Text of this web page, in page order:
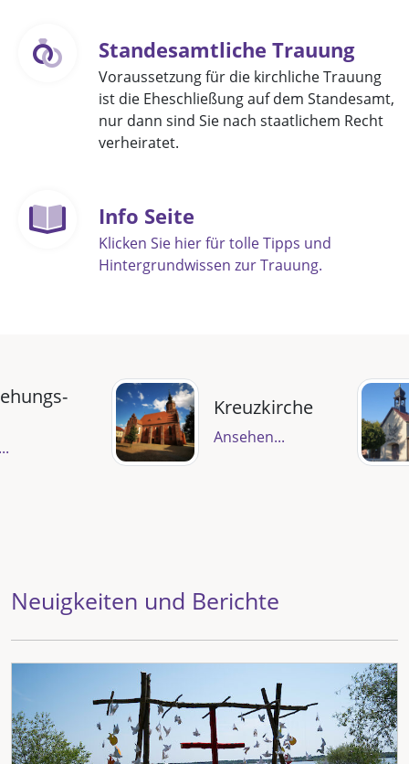
Standesamtliche Trauung
Voraussetzung für die kirchliche Trauung
ist die Eheschließung auf dem Standesamt,
nur dann sind Sie nach staatlichem Recht
verheiratet.
Info Seite
Klicken Sie hier für tolle Tipps und
Hintergrundwissen zur Trauung.
Kreuzkirche
Ansehen...
Neuigkeiten und Berichte